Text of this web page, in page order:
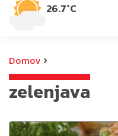
26.7°C
Domov ›
zelenjava